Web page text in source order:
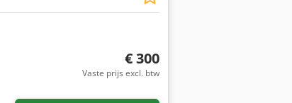
€ 300
Vaste prijs excl. btw